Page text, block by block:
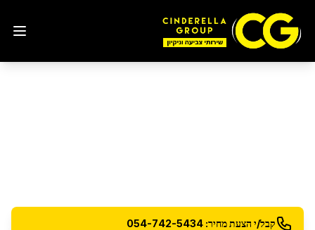
קבל/י הצעת מחיר: 054-742-5434